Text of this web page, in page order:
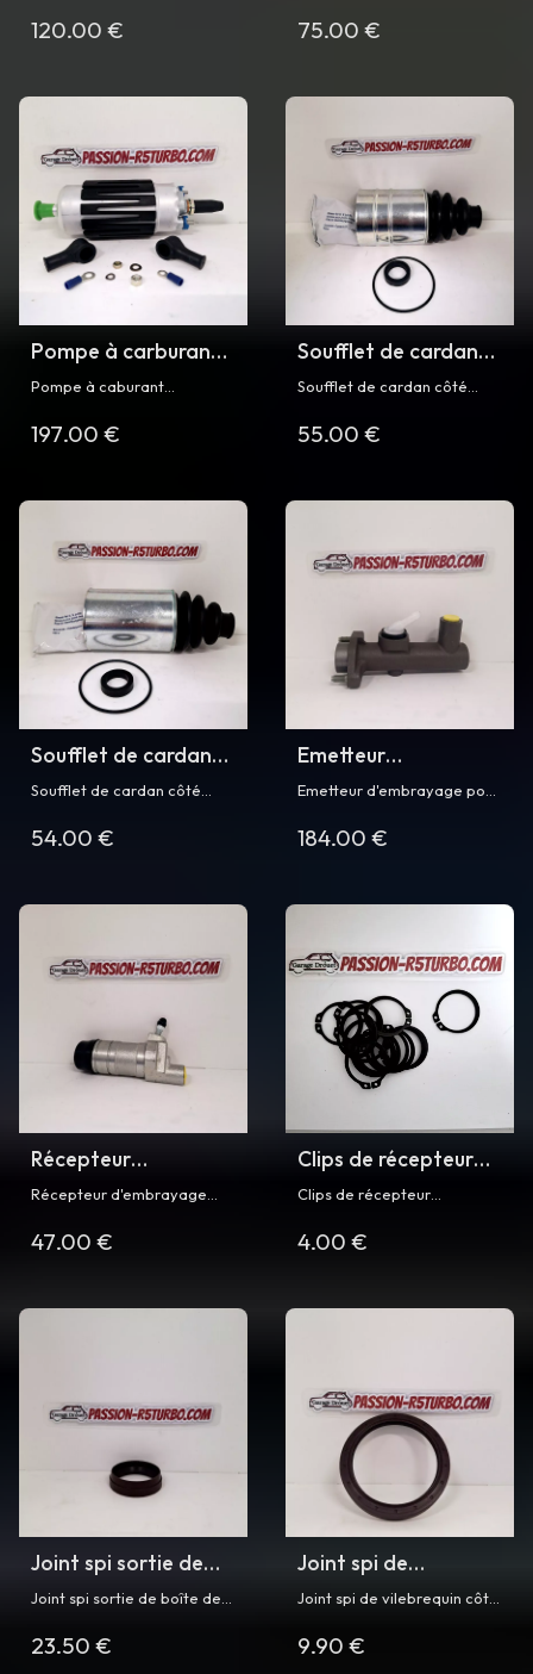
Turbo 2 avant janvier 1984
120.00 €
Super 5 GT Turbo phase 1 et
75.00 €
Pompe à carburant
haute pression pour
Pompe à caburant
Bosch pour Renault 5 Turbo
197.00 €
Soufflet de cardan
côté boîte de vitesse
Soufflet de cardan côté
Renault 5 Turbo et Turbo 2
55.00 €
Soufflet de cardan
côté roue pour R5
Soufflet de cardan côté
Turbo 2
54.00 €
Emetteur
d'embrayage pour
Emetteur d'embrayage pour
184.00 €
Récepteur
d'embrayage pour
Récepteur d'embrayage
Turbo 2
47.00 €
Clips de récepteur
d'embrayage pour
Clips de récepteur
Turbo
4.00 €
Joint spi sortie de
boîte de vitesse R5
Joint spi sortie de boîte de
Renault 5 Turbo/ Turbo 2
23.50 €
Joint spi de
vilebrequin côté
RENAULT C1J/840
Joint spi de vilebrequin côté
SUPER 5 GT Turbo et R5
9.90 €